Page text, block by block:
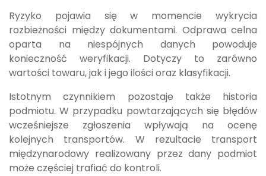
Ryzyko pojawia się w momencie wykrycia
rozbieżności między dokumentami. Odprawa celna
oparta na niespójnych danych powoduje
konieczność weryfikacji. Dotyczy to zarówno
wartości towaru, jak i jego ilości oraz klasyfikacji.
Istotnym czynnikiem pozostaje także historia
podmiotu. W przypadku powtarzających się błędów
wcześniejsze zgłoszenia wpływają na ocenę
kolejnych transportów. W rezultacie transport
międzynarodowy realizowany przez dany podmiot
może częściej trafiać do kontroli.